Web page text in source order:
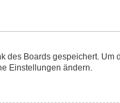
Boards gespeichert.
Einstellungen ändern.